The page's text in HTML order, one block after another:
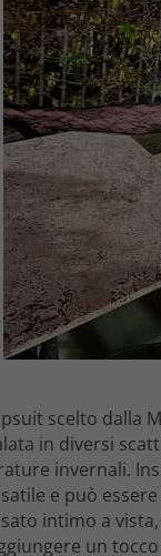
scelto dalla
in diversi
invernali.
e può
intimo a
un